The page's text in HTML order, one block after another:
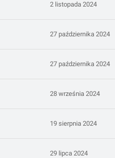
2 listopada 2024
27 października 2024
27 października 2024
28 września 2024
19 sierpnia 2024
29 lipca 2024